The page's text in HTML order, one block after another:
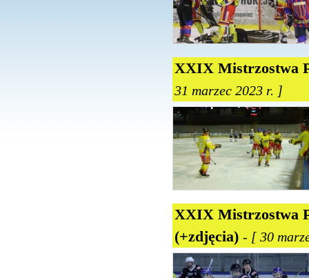
XXIX Mistrzostwa
31 marzec 2023 r. ]
XXIX Mistrzostwa
(+zdjęcia) - [ 30